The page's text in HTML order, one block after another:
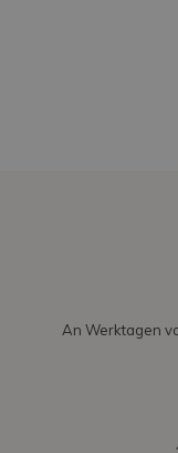
An Werktagen